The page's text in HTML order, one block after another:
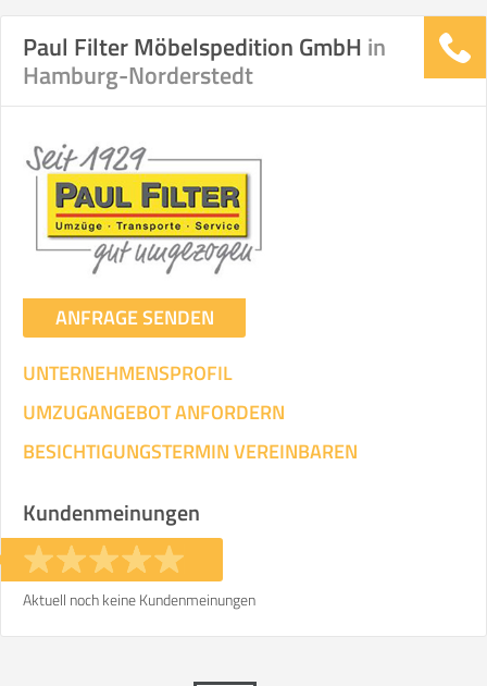
Paul Filter Möbelspedition GmbH in
Hamburg-Norderstedt
ANFRAGE SENDEN
UNTERNEHMENSPROFIL
UMZUGANGEBOT ANFORDERN
BESICHTIGUNGSTERMIN VEREINBAREN
Kundenmeinungen
Aktuell noch keine Kundenmeinungen